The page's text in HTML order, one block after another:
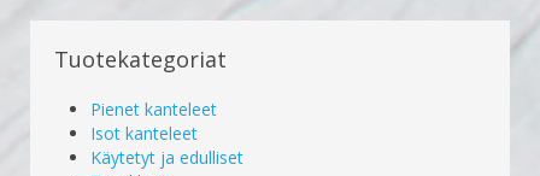
Tuotekategoriat
Pienet kanteleet
Isot kanteleet
Käytetyt ja edulliset